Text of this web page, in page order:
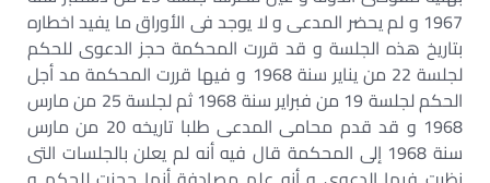
1967 و لم يحضر المدعى و لا يوجد فى الأوراق ما يفيد اخطاره
بتاريخ هذه الجلسة و قد قررت المحكمة حجز الدعوى للحكم
لجلسة 22 من يناير سنة 1968 و فيها قررت المحكمة مد أجل
الحكم لجلسة 19 من فبراير سنة 1968 ثم لجلسة 25 من مارس
1968 و قد قدم محامى المدعى طلبا تاريخه 20 من مارس
سنة 1968 إلى المحكمة قال فيه أنه لم يعلن بالجلسات التى